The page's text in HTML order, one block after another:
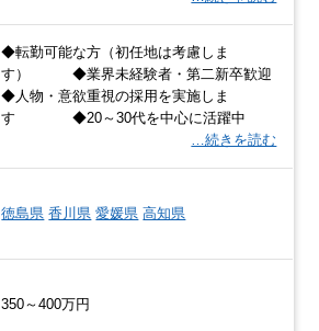
◆転勤可能な方（初任地は考慮しま
す） ◆業界未経験者・第二新卒歓迎
◆人物・意欲重視の採用を実施しま
す ◆20～30代を中心に活躍中
…続きを読む
徳島県 香川県 愛媛県 高知県
350～400万円